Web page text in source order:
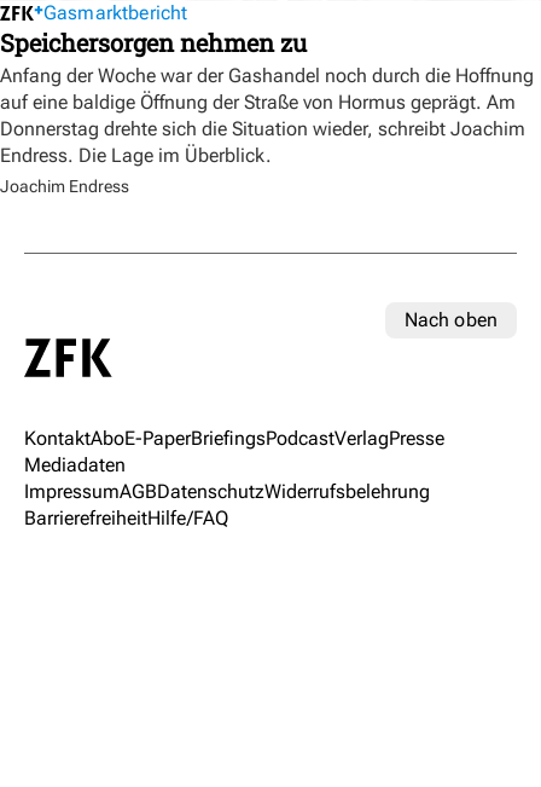
Gasmarktbericht
Speichersorgen nehmen zu
Anfang der Woche war der Gashandel noch durch die Hoffnung
auf eine baldige Öffnung der Straße von Hormus geprägt. Am
Donnerstag drehte sich die Situation wieder, schreibt Joachim
Endress. Die Lage im Überblick.
Joachim Endress
Nach oben
KontaktAboE-PaperBriefingsPodcastVerlagPresse
Mediadaten
ImpressumAGBDatenschutzWiderrufsbelehrung
BarrierefreiheitHilfe/FAQ